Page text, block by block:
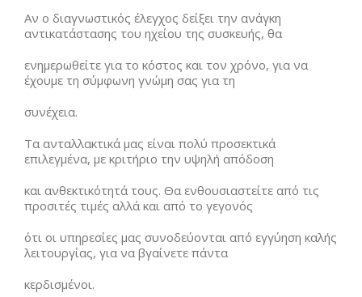
Αν ο διαγνωστικός έλεγχος δείξει την ανάγκη
αντικατάστασης του ηχείου της συσκευής, θα
ενημερωθείτε για το κόστος και τον χρόνο, για να
έχουμε τη σύμφωνη γνώμη σας για τη
συνέχεια.
Τα ανταλλακτικά μας είναι πολύ προσεκτικά
επιλεγμένα, με κριτήριο την υψηλή απόδοση
και ανθεκτικότητά τους. Θα ενθουσιαστείτε από τις
προσιτές τιμές αλλά και από το γεγονός
ότι οι υπηρεσίες μας συνοδεύονται από εγγύηση καλής
λειτουργίας, για να βγαίνετε πάντα
κερδισμένοι.